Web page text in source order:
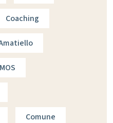
Coaching
Comune